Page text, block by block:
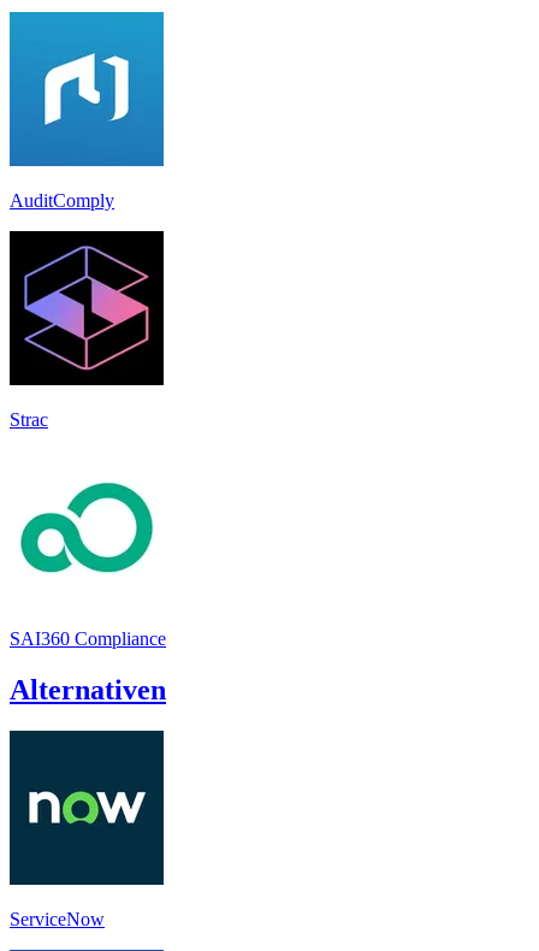
AuditComply
Strac
SAI360 Compliance
Alternativen
ServiceNow